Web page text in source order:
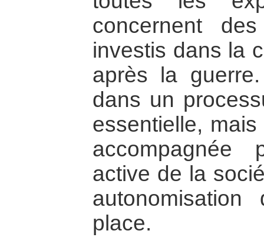
concernent
investis dans la
après la guerre.
dans un
essentielle,
accompagnée
active de la
place.